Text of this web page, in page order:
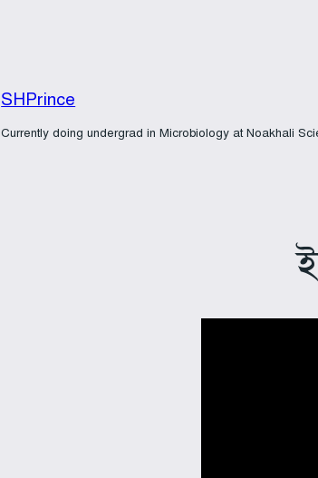
SHPrince
Currently doing undergrad in Microbiology at Noakhali